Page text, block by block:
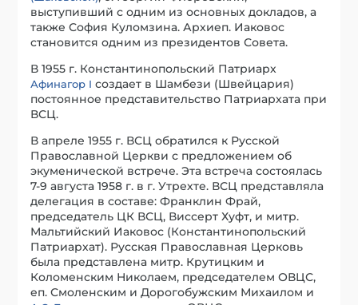
выступивший с одним из основных докладов, а
также София Куломзина. Архиеп. Иаковос
становится одним из президентов Совета.
В 1955 г. Константинопольский Патриарх
Афинагор I создает в Шамбези (Швейцария)
постоянное представительство Патриархата при
ВСЦ.
В апреле 1955 г. ВСЦ обратился к Русской
Православной Церкви с предложением об
экуменической встрече. Эта встреча состоялась
7-9 августа 1958 г. в г. Утрехте. ВСЦ представляла
делегация в составе: Франклин Фрай,
председатель ЦК ВСЦ, Виссерт Хуфт, и митр.
Мальтийский Иаковос (Константинопольский
Патриархат). Русская Православная Церковь
была представлена митр. Крутицким и
Коломенским Николаем, председателем ОВЦС,
еп. Смоленским и Дорогобужским Михаилом и